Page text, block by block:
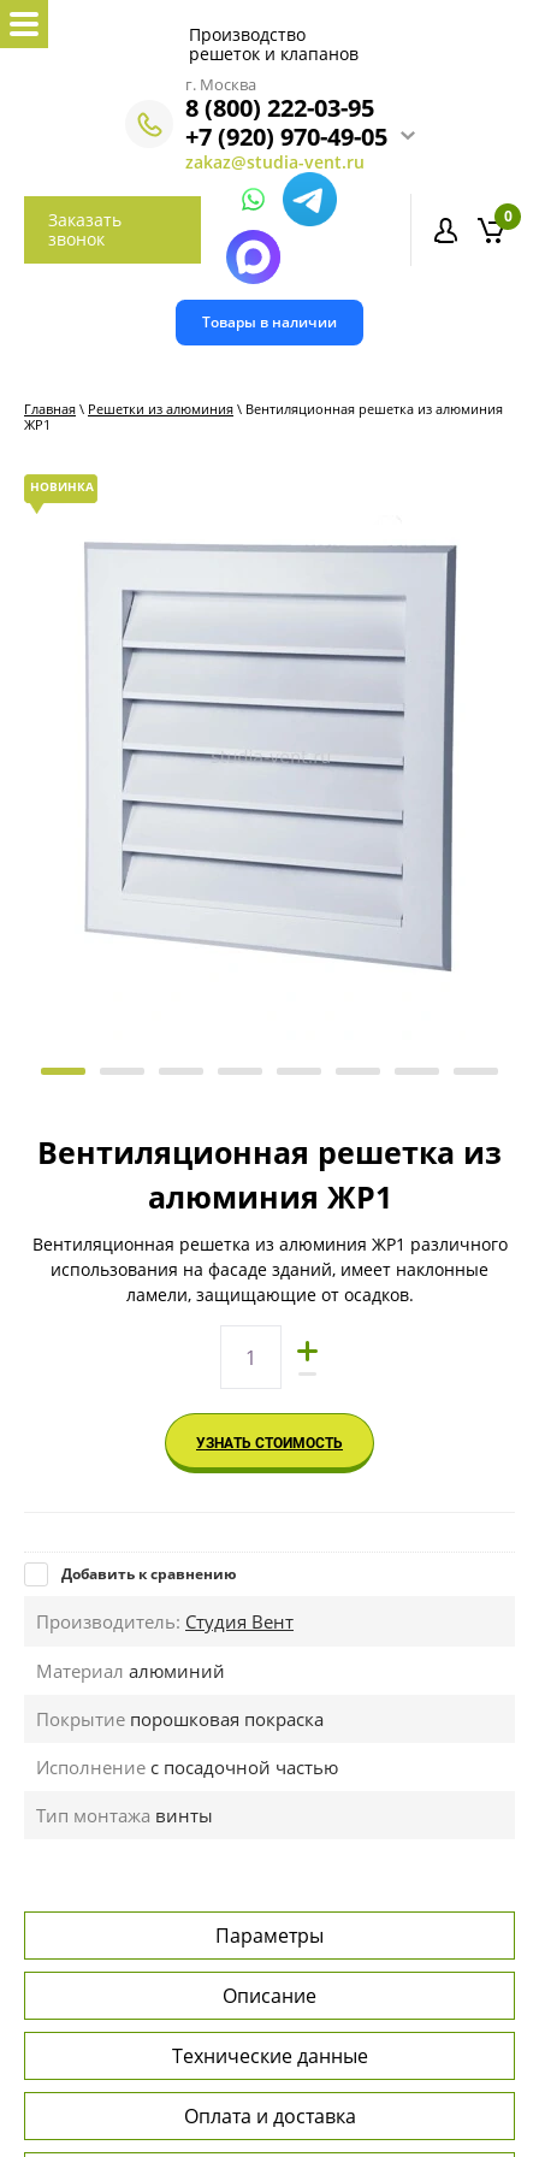
Производство
решеток и клапанов
г. Москва
8 (800) 222-03-95
+7 (920) 970-49-05
zakaz@studia-vent.ru
Заказать
звонок
0
Товары в наличии
Главная \ Решетки из алюминия \ Вентиляционная решетка из алюминия
ЖР1
НОВИНКА
Вентиляционная решетка из
алюминия ЖР1
Вентиляционная решетка из алюминия ЖР1 различного
использования на фасаде зданий, имеет наклонные
ламели, защищающие от осадков.
УЗНАТЬ СТОИМОСТЬ
Добавить к сравнению
Производитель: Студия Вент
Материал алюминий
Покрытие порошковая покраска
Исполнение с посадочной частью
Тип монтажа винты
Параметры
Описание
Технические данные
Оплата и доставка